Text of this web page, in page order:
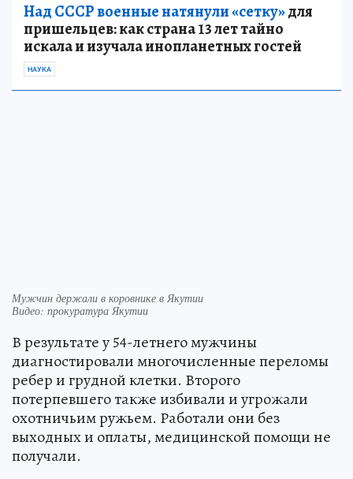
Над СССР военные натянули «сетку»для
пришельцев: как страна 13 лет тайно
искала и изучала инопланетных гостей
НАУКА
Мужчин держали в коровнике в Якутии
Видео: прокуратура Якутии
В результате у 54-летнего мужчины
диагностировали многочисленные переломы
ребер и грудной клетки. Второго
потерпевшего также избивали и угрожали
охотничьим ружьем. Работали они без
выходных и оплаты, медицинской помощи не
получали.